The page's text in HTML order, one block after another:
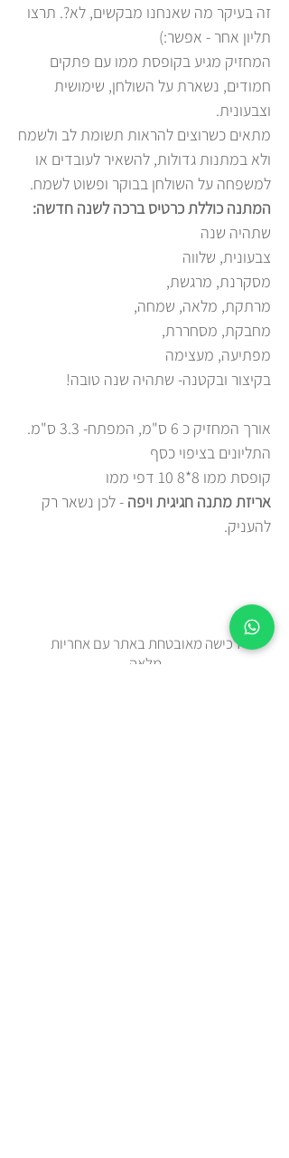
זה בעיקר מה שאנחנו מבקשים, לא?. תרצו
תליון אחר - אפשר:)
המחזיק מגיע בקופסת ממו עם פתקים
חמודים, נשארת על השולחן, שימושית
וצבעונית.
מתאים כשרוצים להראות תשומת לב ולשמח
ולא במתנות גדולות, להשאיר לעובדים או
למשפחה על השולחן בבוקר ופשוט לשמח.
המתנה כוללת כרטיס ברכה לשנה חדשה:
שתהיה שנה
צבעונית, שלווה
מסקרנת, מרגשת,
מרתקת, מלאה, שמחה,
מחבקת, מסחררת,
מפתיעה, מעצימה
בקיצור ובקטנה- שתהיה שנה טובה!
אורך המחזיק כ 6 ס"מ, המפתח- 3.3 ס"מ.
התליונים בציפוי כסף
קופסת ממו 8*8 10 דפי ממו
אריזת מתנה חגיגית ויפה - לכן נשאר רק
להעניק.
רכישה מאובטחת באתר עם אחריות
מלאה